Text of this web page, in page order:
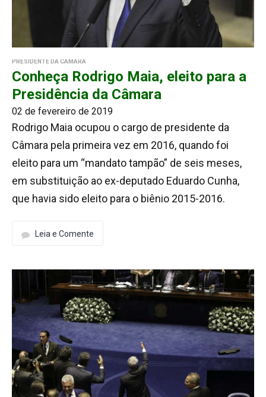
PRESIDENTE DA CÂMARA
Conheça Rodrigo Maia, eleito para a
Presidência da Câmara
02 de fevereiro de 2019
Rodrigo Maia ocupou o cargo de presidente da
Câmara pela primeira vez em 2016, quando foi
eleito para um “mandato tampão” de seis meses,
em substituição ao ex-deputado Eduardo Cunha,
que havia sido eleito para o biênio 2015-2016.
Leia e Comente